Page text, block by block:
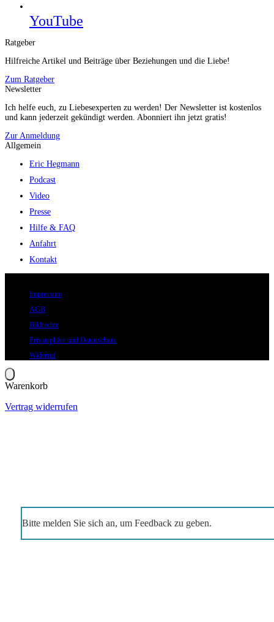
YouTube
Ratgeber
Hilfreiche Artikel und Beiträge über Beziehungen und die Liebe!
Zum Ratgeber
Newsletter
Ich helfe euch, zu Liebesexperten zu werden! Der Newsletter ist kostenlos
und kann jederzeit gekündigt werden. Abonniert ihn jetzt gratis!
Zur Anmeldung
Allgemein
Eric Hegmann
Podcast
Video
Presse
Hilfe & FAQ
Anfahrt
Kontakt
Impressum
AGB
Bildrechte
Privatsphäre und Datenschutz
Widerruf
Warenkorb
Vertrag widerrufen
Bitte melden Sie sich an, um Feedback zu geben.